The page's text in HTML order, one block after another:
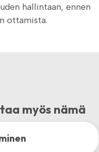
hallintaan, ennen
ottamista.
myös nämä